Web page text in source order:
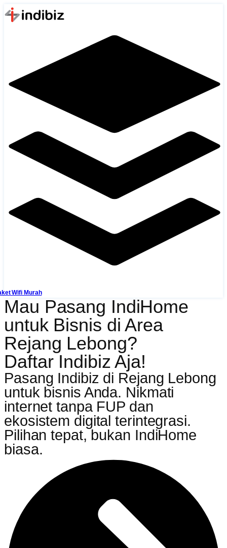
Wifi Murah
Mau Pasang IndiHome
untuk Bisnis di Area
Rejang Lebong?
Daftar Indibiz Aja!
Pasang Indibiz di Rejang Lebong
untuk bisnis Anda. Nikmati
internet tanpa FUP dan
ekosistem digital terintegrasi.
Pilihan tepat, bukan IndiHome
biasa.